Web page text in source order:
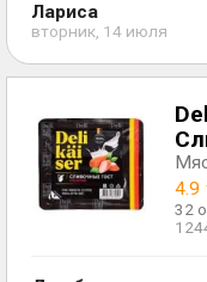
Лариса
вторник, 14 июля
4.9
32